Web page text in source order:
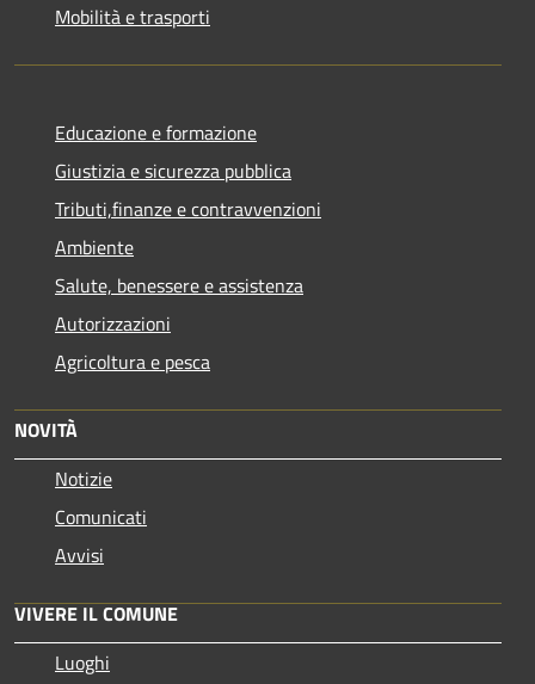
Mobilità e trasporti
Educazione e formazione
Giustizia e sicurezza pubblica
Tributi,finanze e contravvenzioni
Ambiente
Salute, benessere e assistenza
Autorizzazioni
Agricoltura e pesca
NOVITÀ
Notizie
Comunicati
Avvisi
VIVERE IL COMUNE
Luoghi